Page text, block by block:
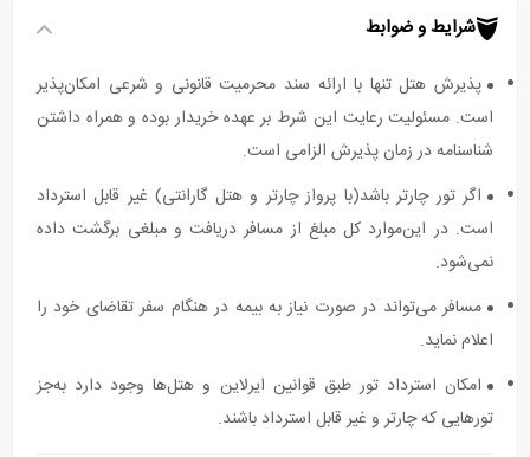
شرایط و ضوابط
پذیرش هتل تنها با ارائه سند محرمیت قانونی و شرعی امکان‌پذیر
است. مسئولیت رعایت این شرط بر عهده خریدار بوده و همراه داشتن
شناسنامه در زمان پذیرش الزامی است.
اگر تور چارتر باشد(با پرواز چارتر و هتل گارانتی) غیر قابل استرداد
است. در این‌موارد کل مبلغ از مسافر دریافت و مبلغی برگشت داده
نمی‌شود.
مسافر می‌تواند در صورت نیاز به بیمه در هنگام سفر تقاضای خود را
اعلام نماید.
امکان استرداد تور طبق قوانین ایرلاین و هتل‌ها وجود دارد به‌جز
تورهایی که چارتر و غیر قابل استرداد باشند.